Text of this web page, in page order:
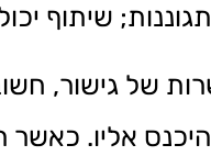
שיתוף
של גישור,
אליו.